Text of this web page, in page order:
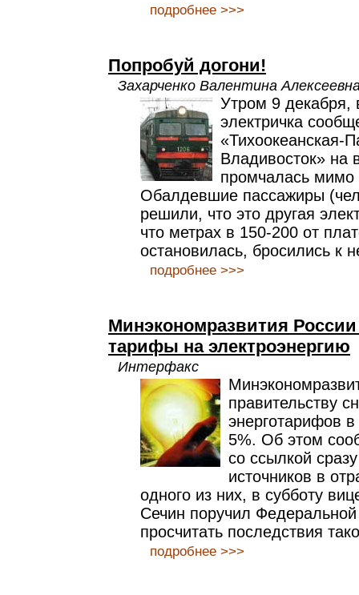
подробнее >>>
Попробуй догони!
Захарченко Валентина
Утром 9 декабря,
электричка
«Тихоокеанская-
Владивосток» на
промчалась мимо
Обалдевшие пассажиры
решили, что это другая
что метрах в 150-200 от
остановилась, бросились к
подробнее >>>
Минэкономразвития России
тарифы на электроэнергию
Интерфакс
правительству
энерготарифов
5%. Об этом
со ссылкой
источников в
одного из них, в субботу
Сечин поручил
просчитать последствия
подробнее >>>